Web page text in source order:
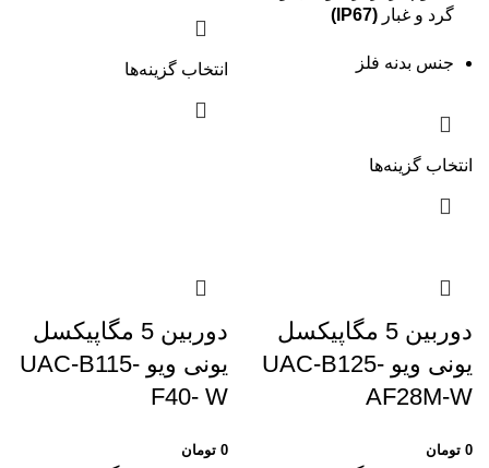
گرد و غبار (IP67)
جنس بدنه فلز
انتخاب گزینه‌ها
انتخاب گزینه‌ها
دوربین 5 مگاپیکسل
یونی ویو UAC-B125-
AF28M-W
0 تومان
دوربین 5 مگاپیکسل
یونی ویو UAC-B115-
F40- W
0 تومان